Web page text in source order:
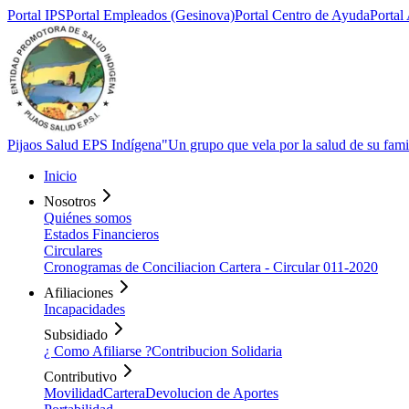
Portal IPSPortal Empleados (Gesinova)Portal Centro de AyudaPortal
Pijaos Salud EPS Indígena"Un grupo que vela por la salud de su
Inicio
Nosotros
Quiénes somos
Estados Financieros
Circulares
Cronogramas de Conciliacion Cartera - Circular 011-2020
Afiliaciones
Incapacidades
Subsidiado
¿ Como Afiliarse ?Contribucion Solidaria
Contributivo
MovilidadCarteraDevolucion de Aportes